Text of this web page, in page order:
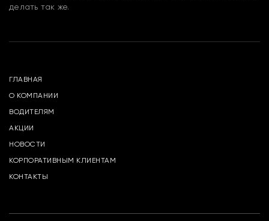
делать так же.
ГЛАВНАЯ
О КОМПАНИИ
ВОДИТЕЛЯМ
АКЦИИ
НОВОСТИ
КОРПОРАТИВНЫМ КЛИЕНТАМ
КОНТАКТЫ